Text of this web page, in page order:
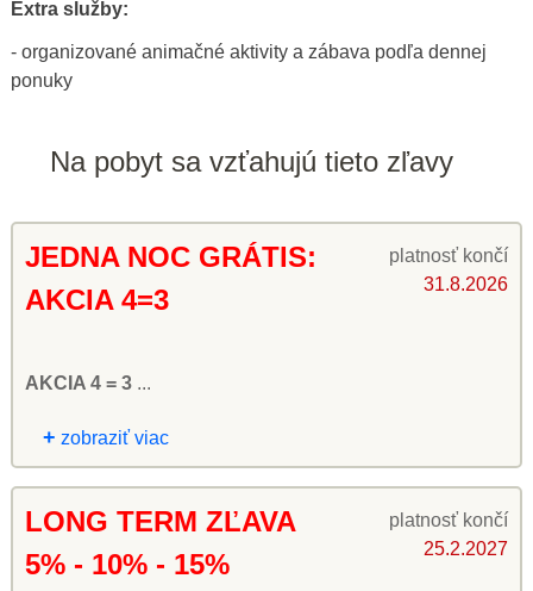
Extra služby:
- organizované animačné aktivity a zábava podľa dennej
ponuky
Na pobyt sa vzťahujú tieto zľavy
JEDNA NOC GRÁTIS:
AKCIA 4=3
platnosť končí
31.8.2026
AKCIA 4 = 3 ...
+ zobraziť viac
LONG TERM ZĽAVA
5% - 10% - 15%
platnosť končí
25.2.2027